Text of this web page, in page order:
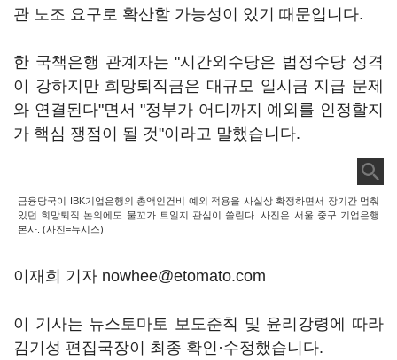
관 노조 요구로 확산할 가능성이 있기 때문입니다.
한 국책은행 관계자는 "시간외수당은 법정수당 성격
이 강하지만 희망퇴직금은 대규모 일시금 지급 문제
와 연결된다"면서 "정부가 어디까지 예외를 인정할지
가 핵심 쟁점이 될 것"이라고 말했습니다.
금융당국이 IBK기업은행의 총액인건비 예외 적용을 사실상 확정하면서 장기간 멈춰
있던 희망퇴직 논의에도 물꼬가 트일지 관심이 쏠린다. 사진은 서울 중구 기업은행
본사. (사진=뉴시스)
이재희 기자 nowhee@etomato.com
이 기사는 뉴스토마토 보도준칙 및 윤리강령에 따라
김기성 편집국장이 최종 확인·수정했습니다.